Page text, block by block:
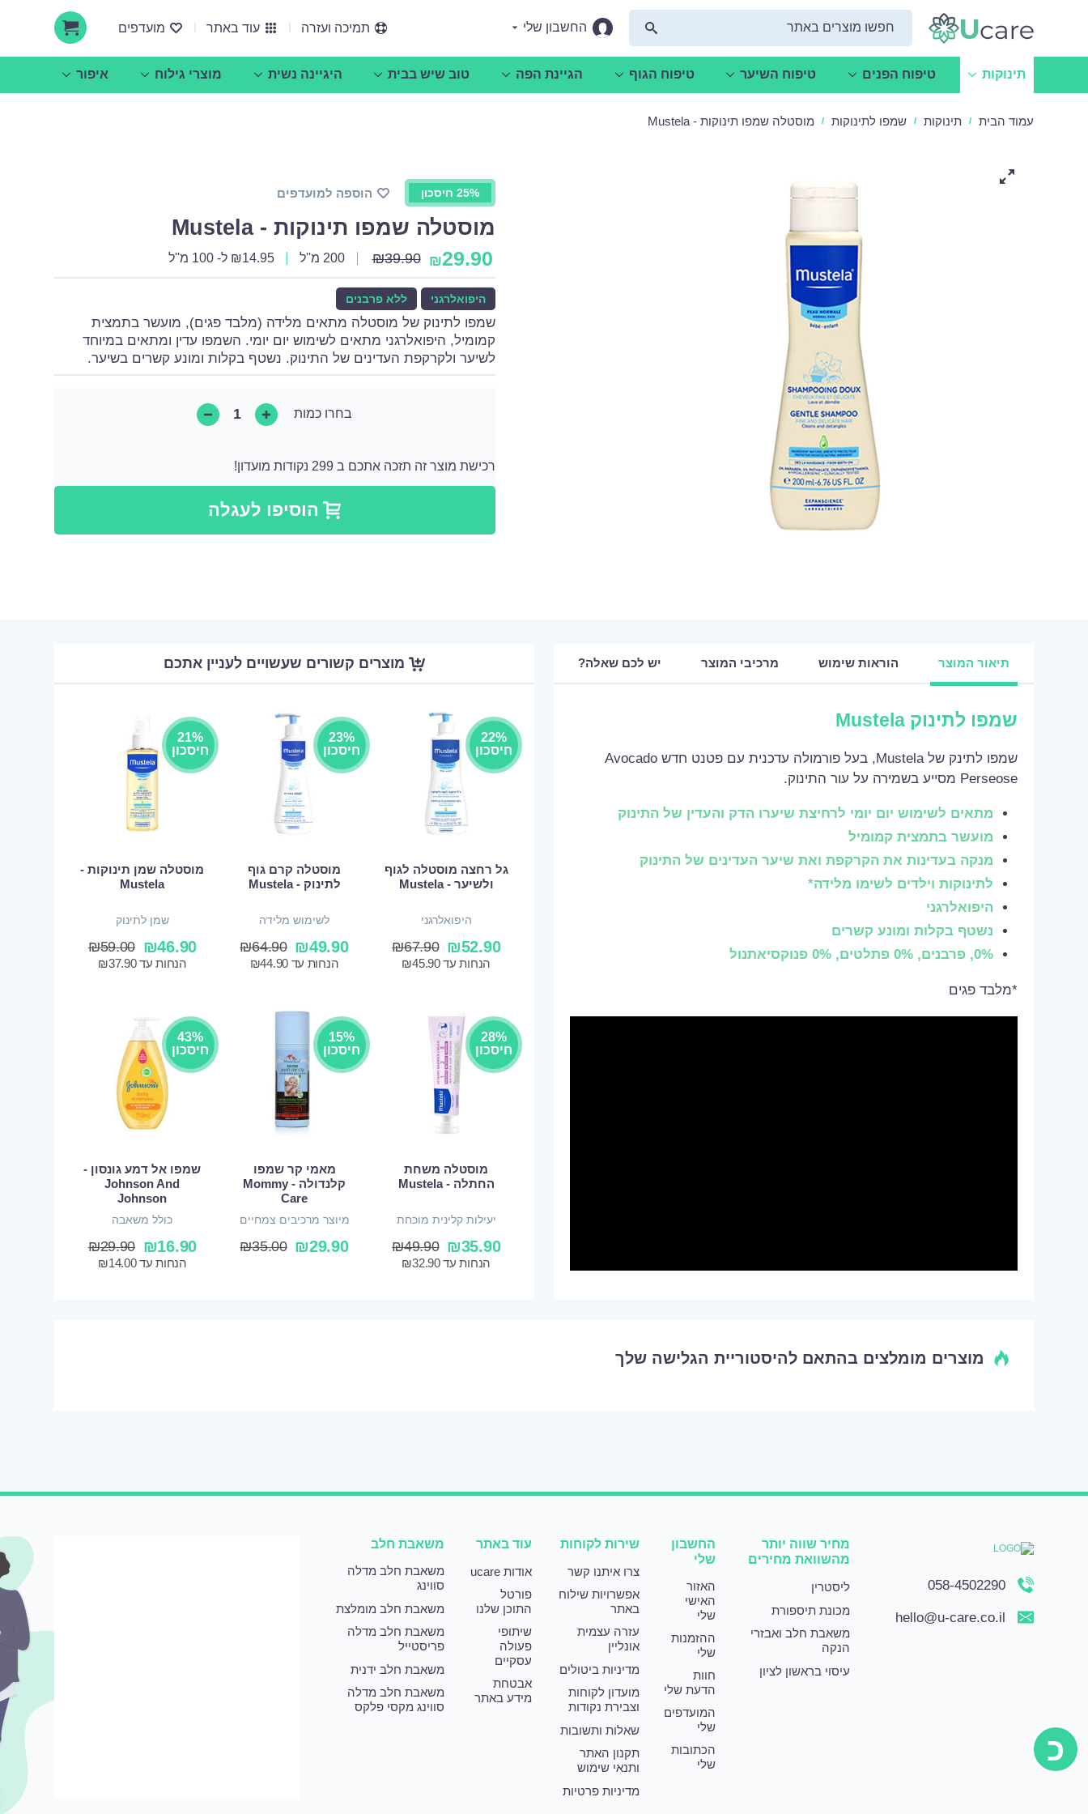
החשבון שלי תמיכה ועזרה עוד באתר מועדפים
תינוקות טיפוח הפנים טיפוח השיער טיפוח הגוף הגיינת הפה טוב שיש בבית היגיינה נשית מוצרי גילוח איפור
עמוד הבית / תינוקות / שמפו לתינוקות / מוסטלה שמפו תינוקות - Mustela
25% חיסכון הוספה למועדפים
מוסטלה שמפו תינוקות - Mustela
₪29.90
₪39.90 200 מ''ל ₪14.95 ל- 100 מ''ל
היפואלרגני ללא פרבנים
שמפו לתינוק של מוסטלה מתאים מלידה (מלבד פגים), מועשר בתמצית
קמומיל, היפואלרגני מתאים לשימוש יום יומי. השמפו עדין ומתאים במיוחד
לשיער ולקרקפת העדינים של התינוק. נשטף בקלות ומונע קשרים בשיער.
בחרו כמות
רכישת מוצר זה תזכה אתכם ב 299 נקודות מועדון!
הוסיפו לעגלה
תיאור המוצר הוראות שימוש מרכיבי המוצר יש לכם שאלה?
שמפו לתינוק Mustela
שמפו לתינק של Mustela, בעל פורמולה עדכנית עם פטנט חדש Avocado
Perseose מסייע בשמירה על עור התינוק.
מתאים לשימוש יום יומי לרחיצת שיערו הדק והעדין של התינוק
מועשר בתמצית קמומיל
מנקה בעדינות את הקרקפת ואת שיער העדינים של התינוק
לתינוקות וילדים לשימו מלידה*
היפואלרגני
נשטף בקלות ומונע קשרים
0%, פרבנים, 0% פתלטים, 0% פנוקסיאתנול
*מלבד פגים
מוצרים קשורים שעשויים לעניין אתכם
22%
חיסכון
גל רחצה מוסטלה לגוף
ולשיער - Mustela
היפואלרגני
₪52.90
₪67.90
הנחות עד ₪45.90
23%
חיסכון
מוסטלה קרם גוף
לתינוק - Mustela
לשימוש מלידה
₪49.90
₪64.90
הנחות עד ₪44.90
21%
חיסכון
מוסטלה שמן תינוקות -
Mustela
שמן לתינוק
₪46.90
₪59.00
הנחות עד ₪37.90
28%
חיסכון
מוסטלה משחת
החתלה - Mustela
יעילות קלינית מוכחת
₪35.90
₪49.90
הנחות עד ₪32.90
15%
חיסכון
מאמי קר שמפו
קלנדולה - Mommy
Care
מיוצר מרכיבים צמחיים
ואורגניים
₪29.90
₪35.00
43%
חיסכון
שמפו אל דמע גונסון -
Johnson And
Johnson
כולל משאבה
₪16.90
₪29.90
הנחות עד ₪14.00
מוצרים מומלצים בהתאם להיסטוריית הגלישה שלך
058-4502290
hello@u-care.co.il
מחיר שווה יותר
מהשוואת מחירים
ליסטרין
מכונת תיספורת
משאבת חלב ואבזרי
הנקה
עיסוי בראשון לציון
החשבון
שלי
האזור
האישי
שלי
ההזמנות
שלי
חוות
הדעת שלי
המועדפים
שלי
הכתובות
שלי
שירות לקוחות
צרו איתנו קשר
אפשרויות שילוח
באתר
עזרה עצמית
אונליין
מדיניות ביטולים
מועדון לקוחות
וצבירת נקודות
שאלות ותשובות
תקנון האתר
ותנאי שימוש
מדיניות פרטיות
עוד באתר
אודות ucare
פורטל
התוכן שלנו
שיתופי
פעולה
עסקיים
אבטחת
מידע באתר
משאבת חלב
משאבת חלב מדלה
סווינג
משאבת חלב מומלצת
משאבת חלב מדלה
פריסטייל
משאבת חלב ידנית
משאבת חלב מדלה
סווינג מקסי פלקס
כ